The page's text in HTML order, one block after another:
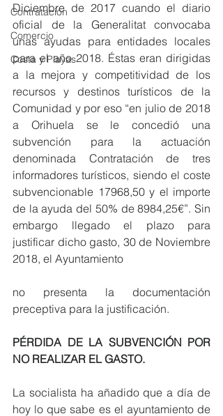
Contratación
Comercio
Costa y Playas
Diciembre de 2017 cuando el diario
oficial de la Generalitat convocaba
unas ayudas para entidades locales
para el año 2018. Éstas eran dirigidas
a la mejora y competitividad de los
recursos y destinos turísticos de la
Comunidad y por eso “en julio de 2018
a Orihuela se le concedió una
subvención para la actuación
denominada Contratación de tres
informadores turísticos, siendo el coste
subvencionable 17968,50 y el importe
de la ayuda del 50% de 8984,25€”. Sin
embargo llegado el plazo para
justificar dicho gasto, 30 de Noviembre
2018, el Ayuntamiento
no presenta la documentación
preceptiva para la justificación.
PÉRDIDA DE LA SUBVENCIÓN POR
NO REALIZAR EL GASTO.
La socialista ha añadido que a día de
hoy lo que sabe es el ayuntamiento de